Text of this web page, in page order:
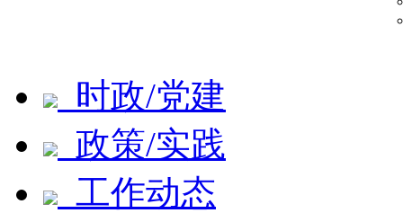
时政/党建
政策/实践
工作动态